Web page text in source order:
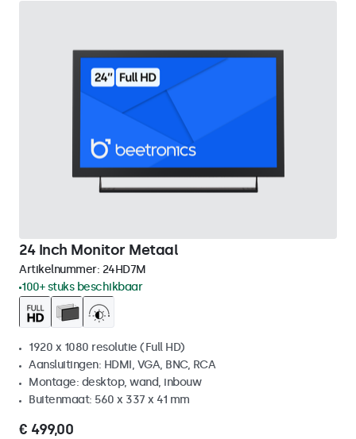
24 Inch Monitor Metaal
Artikelnummer: 24HD7M
100+ stuks beschikbaar
1920 x 1080 resolutie (Full HD)
Aansluitingen: HDMI, VGA, BNC, RCA
Montage: desktop, wand, inbouw
Buitenmaat: 560 x 337 x 41 mm
€ 499,00